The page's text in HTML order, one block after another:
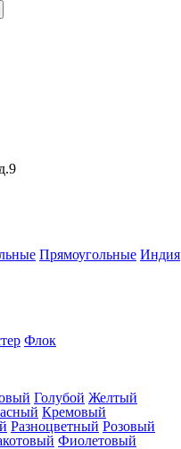
Прямоугольные Индия
Флок
Голубой Желтый
Кремовый
Разноцветный Розовый
Фиолетовый